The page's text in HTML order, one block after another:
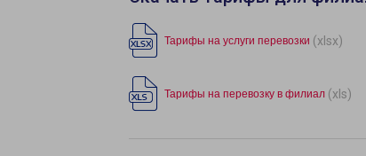
Тарифы на услуги перевозки (xlsx)
Тарифы на перевозку в филиал (xls)